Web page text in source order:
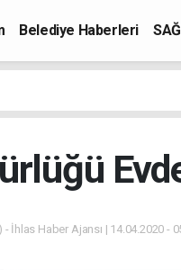
Belediye Haberleri
- İhlas Haber Ajansı | 14.04.2020 -